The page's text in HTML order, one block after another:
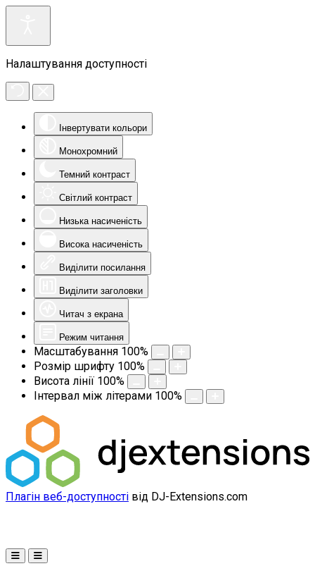
Налаштування доступності
Інвертувати кольори
Монохромний
Темний контраст
Світлий контраст
Низька насиченість
Висока насиченість
Виділити посилання
Виділити заголовки
Читач з екрана
Режим читання
Масштабування 100%
Розмір шрифту 100%
Висота лінії 100%
Інтервал між літерами 100%
Плагін веб-доступності від DJ-Extensions.com